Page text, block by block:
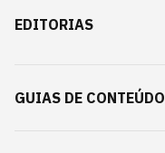
EDITORIAS
GUIAS DE CONTEÚDO